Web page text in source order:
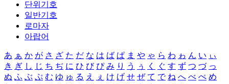
단위기호
일반기호
로마자
아랍어
あ ぁ か が さ ざ た だ な は ば ぱ ま や ゃ ら わ ゎ ん い ぃ
き ぎ し じ ち ぢ に ひ び ぴ み り う ぅ く ぐ す ず つ づ っ
ぬ ふ ぶ ぷ む ゆ ゅ る え ぇ け げ せ ぜ て で ね へ べ ぺ め